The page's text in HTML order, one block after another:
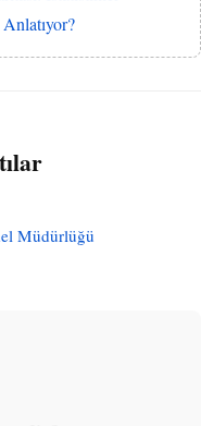
Müdürlüğü